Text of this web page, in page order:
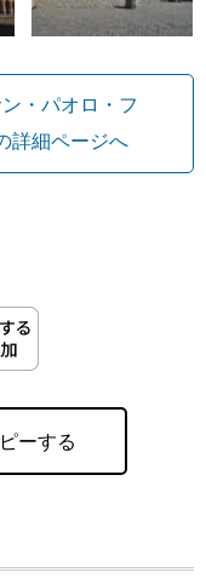
・パオロ・フ
詳細ページへ
ーする